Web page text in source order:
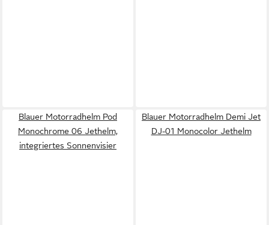
Blauer Motorradhelm Pod
Monochrome 06 Jethelm,
integriertes Sonnenvisier
Blauer Motorradhelm Demi Jet
DJ-01 Monocolor Jethelm